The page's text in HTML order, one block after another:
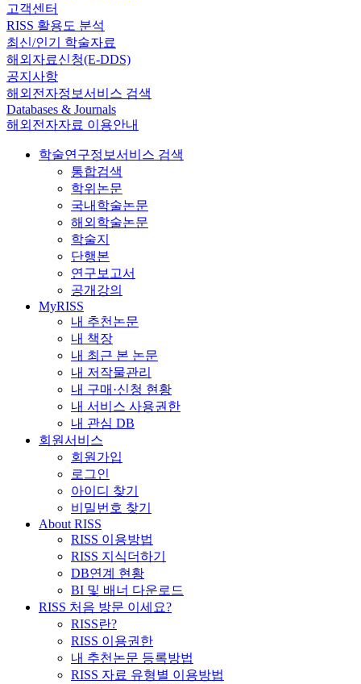
고객센터
RISS 활용도 분석
최신/인기 학술자료
해외자료신청(E-DDS)
공지사항
해외전자정보서비스 검색
Databases & Journals
해외전자자료 이용안내
학술연구정보서비스 검색
통합검색
학위논문
국내학술논문
해외학술논문
학술지
단행본
연구보고서
공개강의
MyRISS
내 추천논문
내 책장
내 최근 본 논문
내 저작물관리
내 구매·신청 현황
내 서비스 사용권한
내 관심 DB
회원서비스
회원가입
로그인
아이디 찾기
비밀번호 찾기
About RISS
RISS 이용방법
RISS 지식더하기
DB연계 현황
BI 및 배너 다운로드
RISS 처음 방문 이세요?
RISS란?
RISS 이용권한
내 추천논문 등록방법
RISS 자료 유형별 이용방법